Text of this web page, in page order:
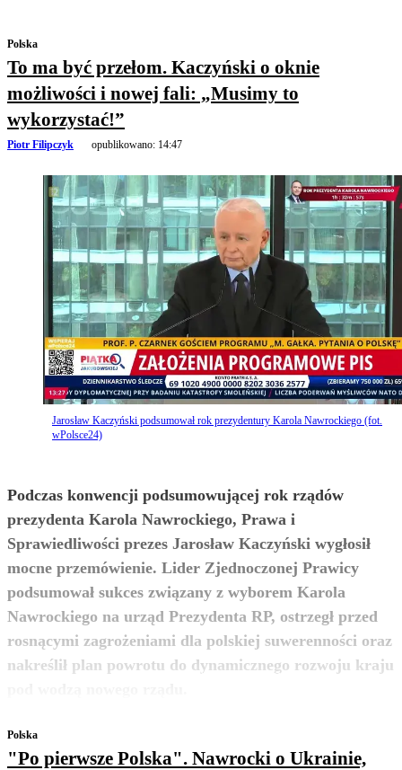
Polska
To ma być przełom. Kaczyński o oknie
możliwości i nowej fali: „Musimy to
wykorzystać!”
Piotr Filipczyk opublikowano: 14:47
Jarosław Kaczyński podsumował rok prezydentury Karola Nawrockiego (fot.
wPolsce24)
Podczas konwencji podsumowującej rok rządów
prezydenta Karola Nawrockiego, Prawa i
Sprawiedliwości prezes Jarosław Kaczyński wygłosił
mocne przemówienie. Lider Zjednoczonej Prawicy
podsumował sukces związany z wyborem Karola
Nawrockiego na urząd Prezydenta RP, ostrzegł przed
rosnącymi zagrożeniami dla polskiej suwerenności oraz
nakreślił plan powrotu do dynamicznego rozwoju kraju
zobacz więcej
Polska
"Po pierwsze Polska". Nawrocki o Ukrainie,